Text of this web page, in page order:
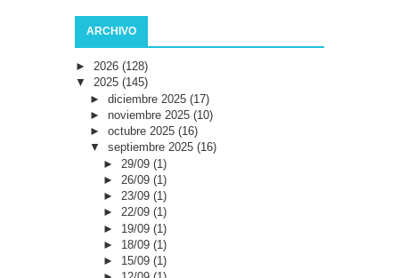
ARCHIVO
► 2026 (128)
▼ 2025 (145)
► diciembre 2025 (17)
► noviembre 2025 (10)
► octubre 2025 (16)
▼ septiembre 2025 (16)
► 29/09(1)
► 26/09(1)
►23/09(1)
►22/09(1)
► 19/09(1)
► 18/09(1)
► 15/09(1)